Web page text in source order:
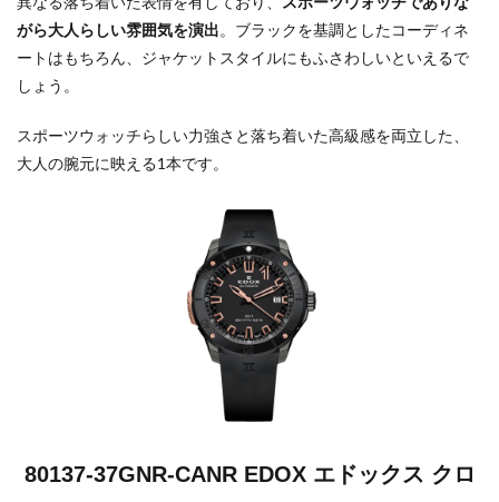
がら大人らしい雰囲気を演出。ブラックを基調としたコーディネ
ートはもちろん、ジャケットスタイルにもふさわしいといえるで
しょう。
スポーツウォッチらしい力強さと落ち着いた高級感を両立した、
大人の腕元に映える1本です。
80137-37GNR-CANR EDOX エドックス クロ